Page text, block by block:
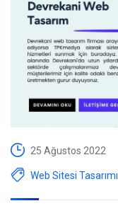
25 Ağustos 2022
Web Sitesi Tasarımı